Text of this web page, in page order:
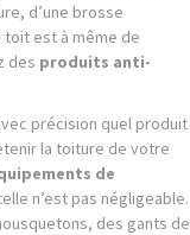
d’une brosse
toit est à même de
des produits anti-
précision quel produit
la toiture de votre
de
n’est pas négligeable.
des gants de